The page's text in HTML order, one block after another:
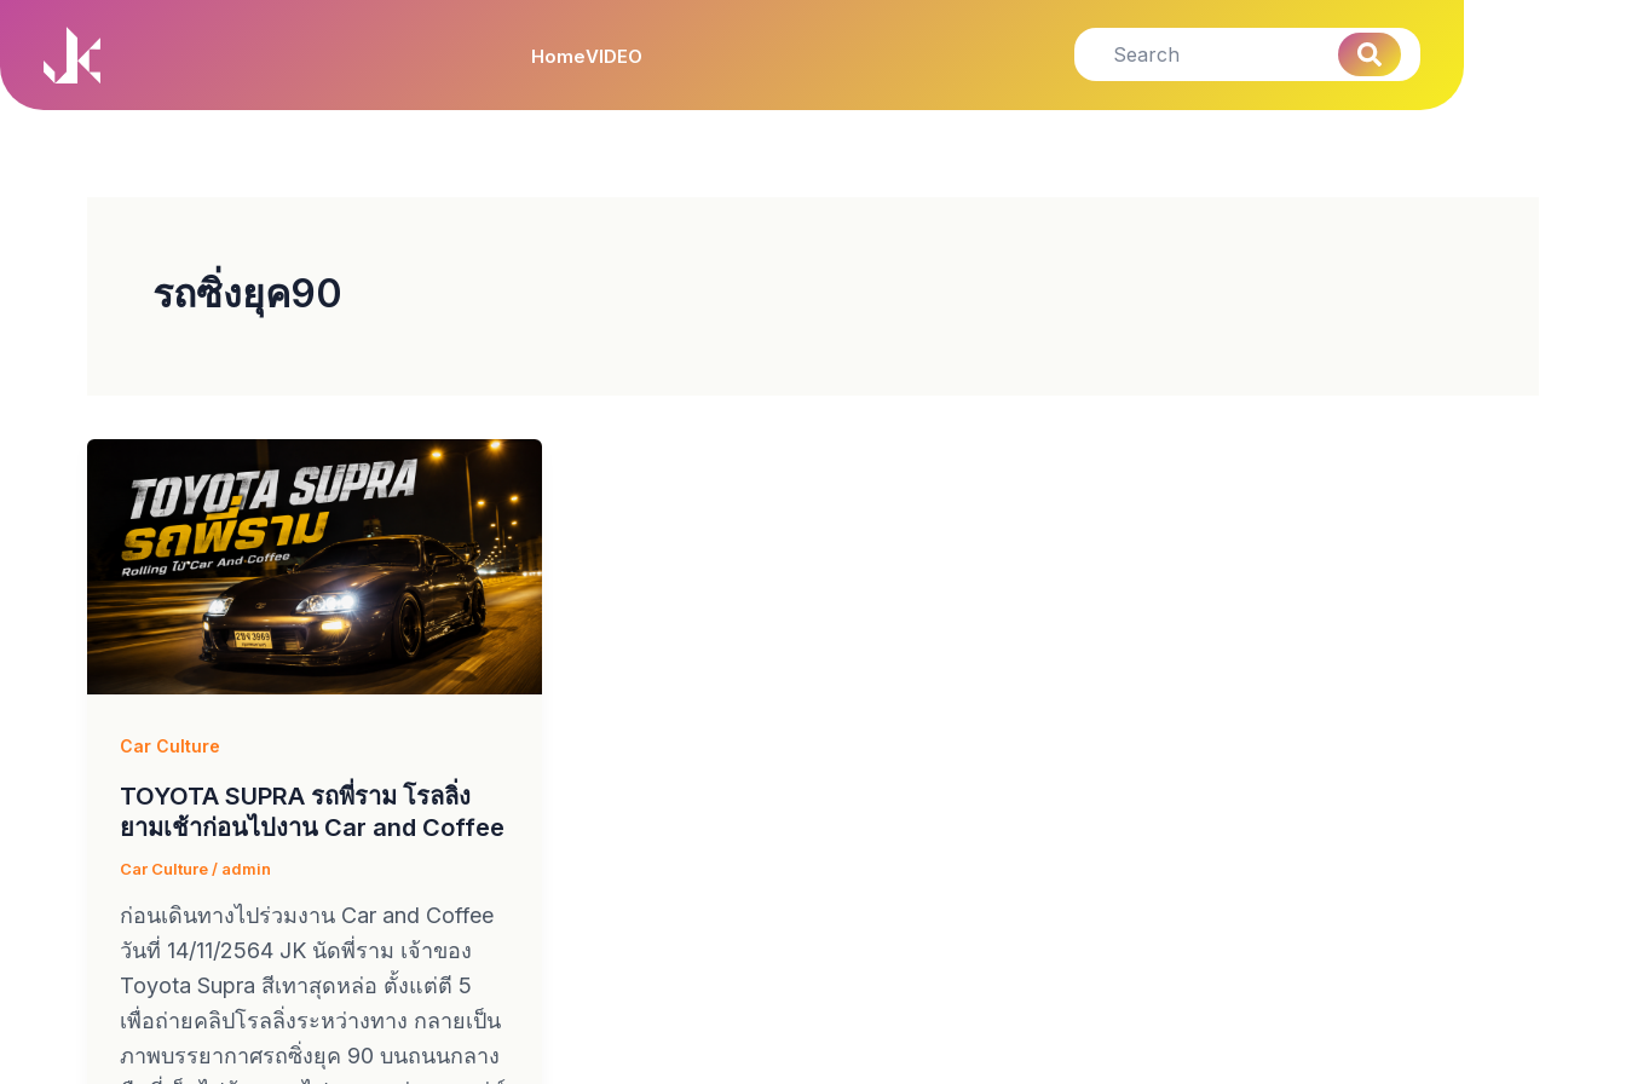
content
HomeVIDEO
รถซิ่งยุค90
Car Culture
TOYOTA SUPRA รถพี่ราม โรลลิ่ง
ยามเช้าก่อนไปงาน Car and Coffee
Car Culture / admin
ก่อนเดินทางไปร่วมงาน Car and Coffee
วันที่ 14/11/2564 JK นัดพี่ราม เจ้าของ
Toyota Supra สีเทาสุดหล่อ ตั้งแต่ตี 5
เพื่อถ่ายคลิปโรลลิ่งระหว่างทาง กลายเป็น
ภาพบรรยากาศรถซิ่งยุค 90 บนถนนกลาง